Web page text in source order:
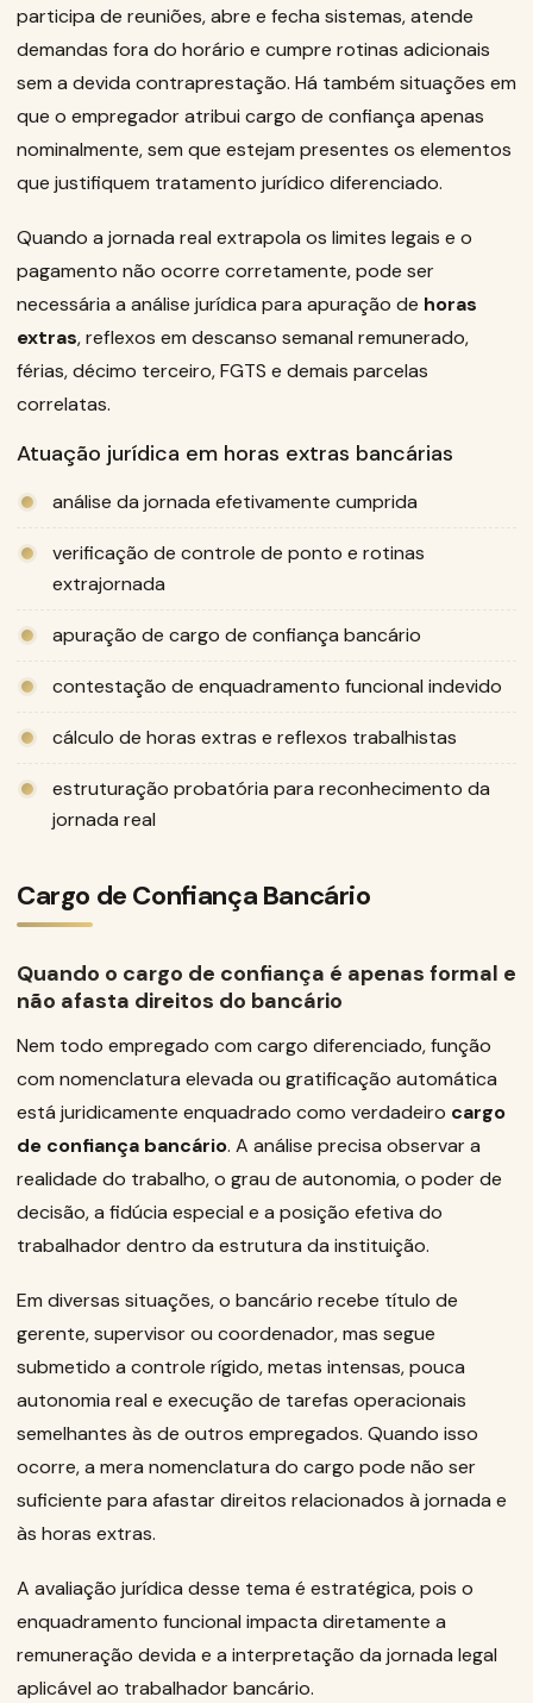
participa de reuniões, abre e fecha sistemas, atende
demandas fora do horário e cumpre rotinas adicionais
sem a devida contraprestação. Há também situações em
que o empregador atribui cargo de confiança apenas
nominalmente, sem que estejam presentes os elementos
que justifiquem tratamento jurídico diferenciado.
Quando a jornada real extrapola os limites legais e o
pagamento não ocorre corretamente, pode ser
necessária a análise jurídica para apuração de horas
extras, reflexos em descanso semanal remunerado,
férias, décimo terceiro, FGTS e demais parcelas
correlatas.
Atuação jurídica em horas extras bancárias
análise da jornada efetivamente cumprida
verificação de controle de ponto e rotinas
extrajornada
apuração de cargo de confiança bancário
contestação de enquadramento funcional indevido
cálculo de horas extras e reflexos trabalhistas
estruturação probatória para reconhecimento da
jornada real
Cargo de Confiança Bancário
Quando o cargo de confiança é apenas formal e
não afasta direitos do bancário
Nem todo empregado com cargo diferenciado, função
com nomenclatura elevada ou gratificação automática
está juridicamente enquadrado como verdadeiro cargo
de confiança bancário. A análise precisa observar a
realidade do trabalho, o grau de autonomia, o poder de
decisão, a fidúcia especial e a posição efetiva do
trabalhador dentro da estrutura da instituição.
Em diversas situações, o bancário recebe título de
gerente, supervisor ou coordenador, mas segue
submetido a controle rígido, metas intensas, pouca
autonomia real e execução de tarefas operacionais
semelhantes às de outros empregados. Quando isso
ocorre, a mera nomenclatura do cargo pode não ser
suficiente para afastar direitos relacionados à jornada e
às horas extras.
A avaliação jurídica desse tema é estratégica, pois o
enquadramento funcional impacta diretamente a
remuneração devida e a interpretação da jornada legal
aplicável ao trabalhador bancário.